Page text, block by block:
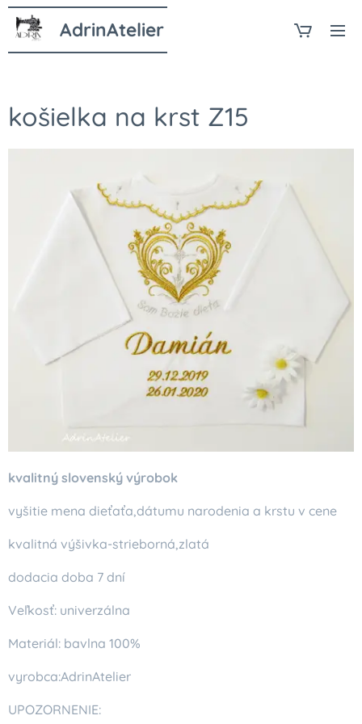
AdrinAtelier
košielka na krst Z15
kvalitný slovenský výrobok
vyšitie mena dieťaťa,dátumu narodenia a krstu v cene
kvalitná výšivka-strieborná,zlatá
dodacia doba 7 dní
Veľkosť: univerzálna
Materiál: bavlna 100%
vyrobca:AdrinAtelier
UPOZORNENIE: